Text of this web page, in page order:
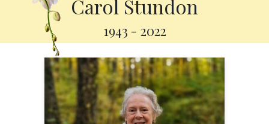
Carol Stundon
1943 - 2022